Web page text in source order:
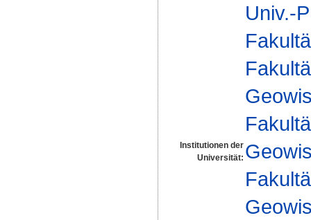
Institutionen der
Universität:
Univ.-